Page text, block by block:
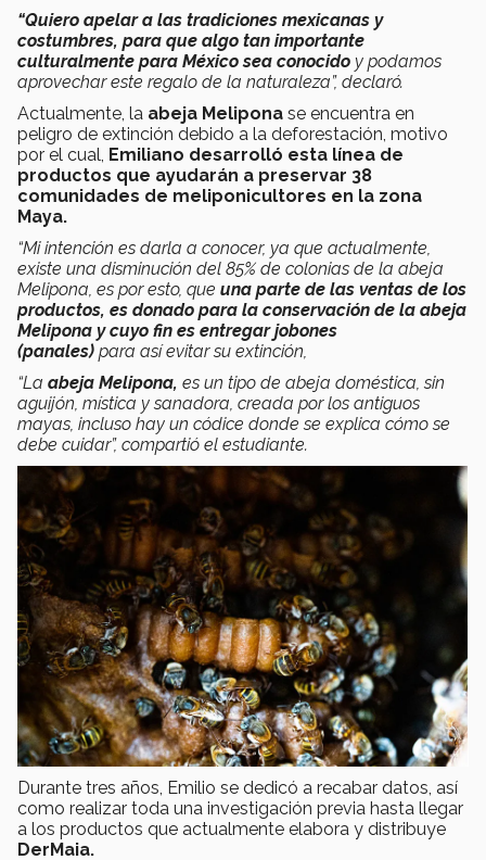
“Quiero apelar a las tradiciones mexicanas y
costumbres, para que algo tan importante
culturalmente para México sea conocido y podamos
aprovechar este regalo de la naturaleza”, declaró.
Actualmente, la abeja Melipona se encuentra en
peligro de extinción debido a la deforestación, motivo
por el cual, Emiliano desarrolló esta línea de
productos que ayudarán a preservar 38
comunidades de meliponicultores en la zona
Maya.
“Mi intención es darla a conocer, ya que actualmente,
existe una disminución del 85% de colonias de la abeja
Melipona, es por esto, que una parte de las ventas de los
productos, es donado para la conservación de la abeja
Melipona y cuyo fin es entregar jobones
(panales) para así evitar su extinción,
“La abeja Melipona, es un tipo de abeja doméstica, sin
aguijón, mística y sanadora, creada por los antiguos
mayas, incluso hay un códice donde se explica cómo se
debe cuidar”, compartió el estudiante.
Durante tres años, Emilio se dedicó a recabar datos, así
como realizar toda una investigación previa hasta llegar
a los productos que actualmente elabora y distribuye
DerMaia.